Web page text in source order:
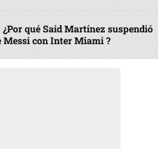
¿Por qué Said Martínez suspendió
Messi con Inter Miami ?